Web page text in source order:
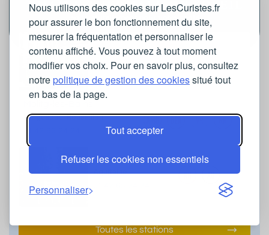
Nous utilisons des cookies sur LesCuristes.fr
pour assurer le bon fonctionnement du site,
mesurer la fréquentation et personnaliser le
contenu affiché. Vous pouvez à tout moment
modifier vos choix. Pour en savoir plus, consultez
notrepolitique de gestion des cookiessitué tout
en bas de la page.
Tout accepter
Refuser les cookies non essentiels
Personnaliser
Languedoc-Roussillon
Eugénie-les-Bains
Aquitaine
Toutes les stations